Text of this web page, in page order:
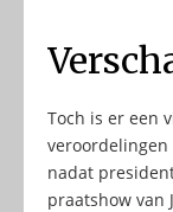
Toch is er een
nadat
praatshow van